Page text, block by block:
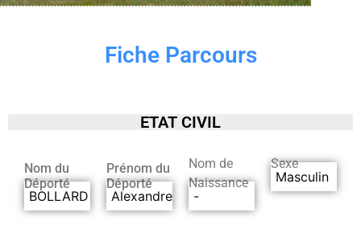
Fiche Parcours
ETAT CIVIL
Nom du
Déporté
BOLLARD
Prénom du
Déporté
Alexandre
Nom de
Naissance
-
Sexe
Masculin